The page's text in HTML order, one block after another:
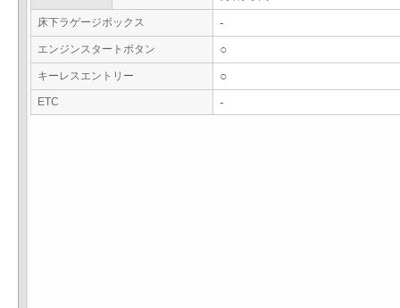
床下ラゲージボックス -
エンジンスタートボタン ○
キーレスエントリー ○
ETC -